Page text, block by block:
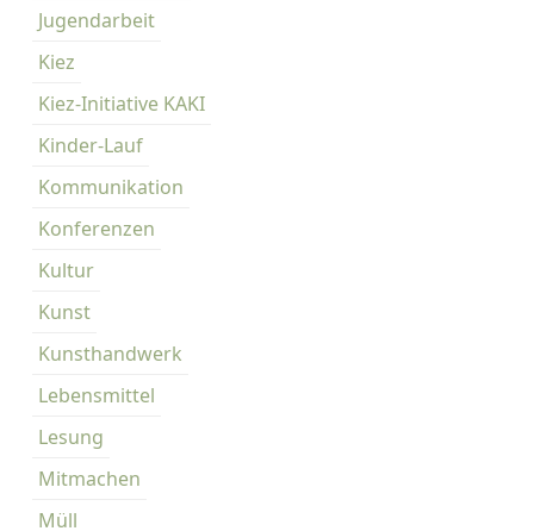
Jugendarbeit
Kiez
Kiez-Initiative KAKI
Kinder-Lauf
Kommunikation
Konferenzen
Kultur
Kunst
Kunsthandwerk
Lebensmittel
Lesung
Mitmachen
Müll